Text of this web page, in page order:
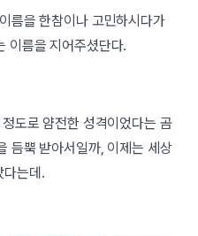
름을 한참이나 고민하시다가
이름을 지어주셨단다.
도로 얌전한 성격이었다는 곰
듬뿍 받아서일까, 이제는 세상
다는데.